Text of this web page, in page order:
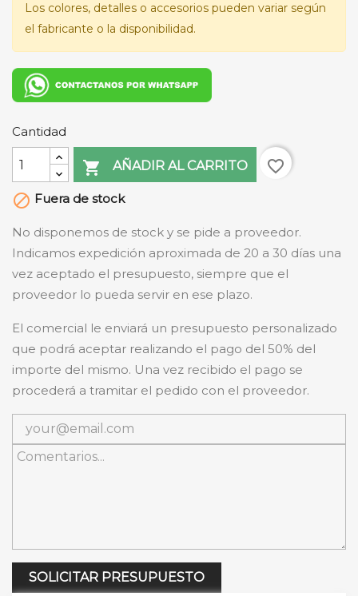
Los colores, detalles o accesorios pueden variar según
el fabricante o la disponibilidad.
Cantidad
 AÑADIR AL CARRITO
favorite_border
 Fuera de stock
No disponemos de stock y se pide a proveedor.
Indicamos expedición aproximada de 20 a 30 días una
vez aceptado el presupuesto, siempre que el
proveedor lo pueda servir en ese plazo.
El comercial le enviará un presupuesto personalizado
que podrá aceptar realizando el pago del 50% del
importe del mismo. Una vez recibido el pago se
procederá a tramitar el pedido con el proveedor.
SOLICITAR PRESUPUESTO